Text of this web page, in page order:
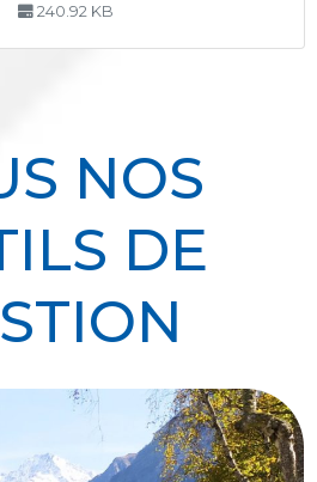
240.92 KB
NOS
DE